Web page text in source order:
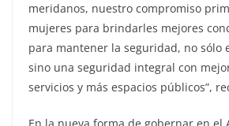
meridanos, nuestro compromiso
mujeres para brindarles mejores
para mantener la seguridad, no sólo
sino una seguridad integral con
servicios y más espacios públicos”,